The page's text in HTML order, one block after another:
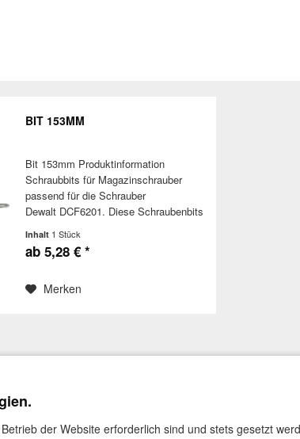
BIT 153MM
Bit 153mm Produktinformation
Schraubbits für Magazinschrauber
passend für die Schrauber
Dewalt DCF6201. Diese Schraubenbits
Schrauben in verschiedensten
Werkstoffen wie zum Beispiel Holz,
Inhalt 1 Stück
ab 5,28 € *
Merken
der Website erforderlich sind und stets gesetzt